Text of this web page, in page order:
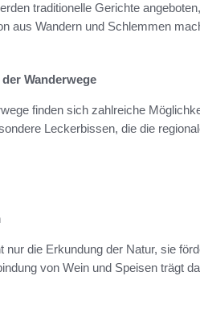
traditionelle Gerichte
aus Wandern und Schlemmen
Wanderwege
finden sich zahlreiche
Leckerbissen, die die
nur die Erkundung der Natur, sie
von Wein und Speisen trägt